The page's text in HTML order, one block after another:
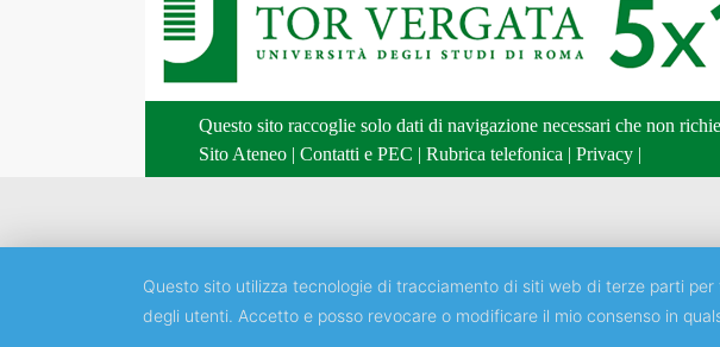
Questo sito raccoglie solo dati di navigazione necessari che non
Sito Ateneo | Contatti e PEC | Rubrica telefonica | Privacy |
Questo sito utilizza tecnologie di tracciamento di siti web di terze parti
degli utenti. Accetto e posso revocare o modificare il mio consenso in